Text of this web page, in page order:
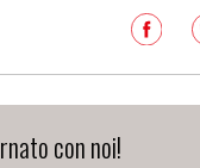
con noi!